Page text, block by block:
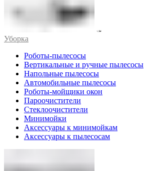
Уборка
Роботы-пылесосы
Вертикальные и ручные пылесосы
Напольные пылесосы
Автомобильные пылесосы
Роботы-мойщики окон
Пароочистители
Стеклоочистители
Минимойки
Аксессуары к минимойкам
Аксессуары к пылесосам